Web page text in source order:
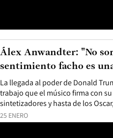
25 ENERO
La llegada al poder de Donald
trabajo que el músico firma con
sintetizadores y hasta de los
Álex Anwandter: "No
sentimiento facho es